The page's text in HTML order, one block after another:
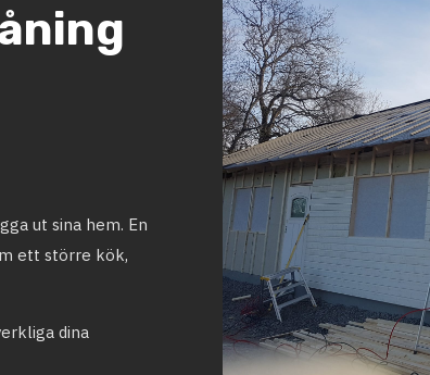
ut sina hem. En
ett större kök,
dina